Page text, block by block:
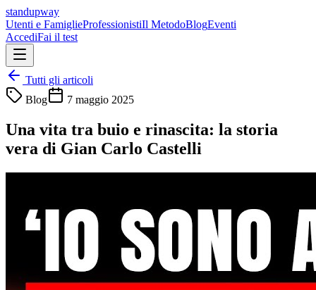
standupway
Utenti e FamiglieProfessionistiIl MetodoBlogEventi
AccediFai il test
Tutti gli articoli
Blog
7 maggio 2025
Una vita tra buio e rinascita: la storia
vera di Gian Carlo Castelli